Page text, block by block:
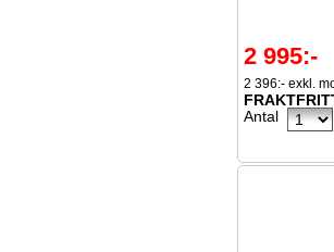
2 995:-
2 396:- exkl.
Antal